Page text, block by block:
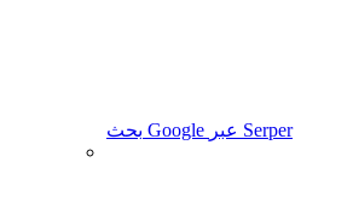
بحث Google عبر Serper